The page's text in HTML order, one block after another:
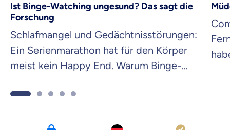
Ist Binge-Watching ungesund? Das sagt die
Forschung
Schlafmangel und Gedächtnisstörungen:
Ein Serienmarathon hat für den Körper
meist kein Happy End. Warum Binge-